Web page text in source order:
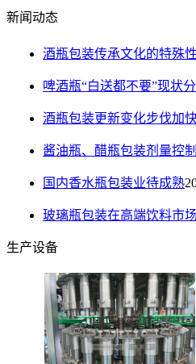
新闻动态
酒瓶包装传承文化的特殊性
啤酒瓶“白送都不要”现状分
酒瓶包装更新变化步伐加
酱油瓶、醋瓶包装剂量控
国内香水瓶包装业待成熟
玻璃瓶包装在高端饮料市
生产设备